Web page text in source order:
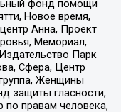
фонд помощи
Новое время,
Анна, Проект
Мемориал,
Парк
Сфера, Центр
Женщины
защиты гласности,
по правам человека,